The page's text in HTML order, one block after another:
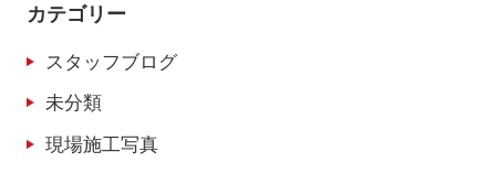
カテゴリー
スタッフブログ
未分類
現場施工写真